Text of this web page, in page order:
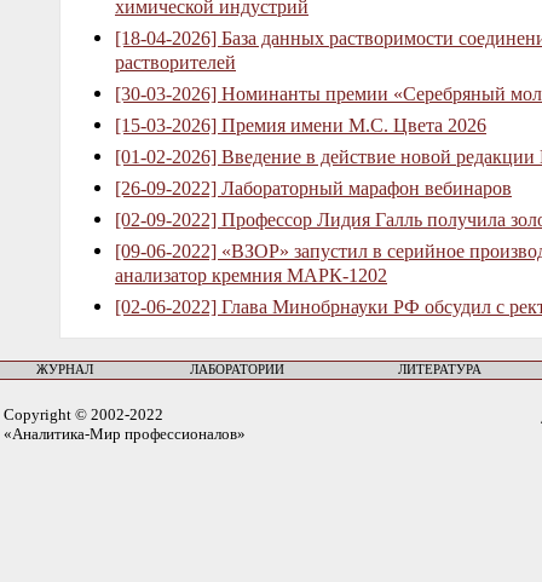
химической индустрий
[18-04-2026] База данных растворимости
растворителей
[30-03-2026] Номинанты премии «Серебряный
[15-03-2026] Премия имени М.С. Цвета 2026
[01-02-2026] Введение в действие новой
[26-09-2022] Лабораторный марафон вебинаров
[02-09-2022] Профессор Лидия Галль получила
[09-06-2022] «ВЗОР» запустил в серийное
анализатор кремния МАРК-1202
[02-06-2022] Глава Минобрнауки РФ обсудил с
ЖУРНАЛ ЛАБОРАТОРИИ ЛИТЕРАТУРА
Copyright © 2002-2022
«Аналитика-Мир профессионалов»